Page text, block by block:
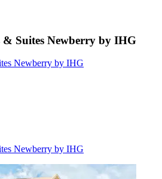
Suites Newberry by IHG
Newberry by IHG
Newberry by IHG